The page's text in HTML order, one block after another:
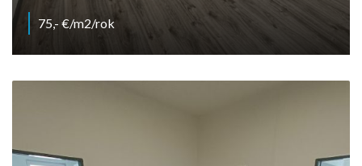
75,- €/m2/rok